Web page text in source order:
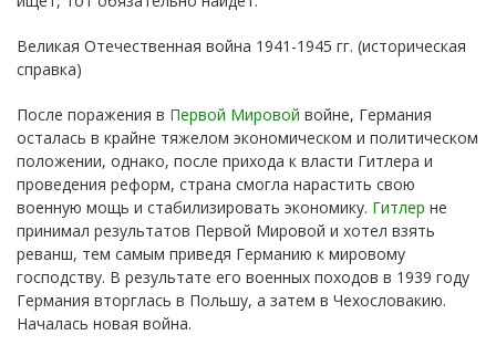
Великая Отечественная война 1941-1945 гг. (историческая
справка)
После поражения в Первой Мировой войне, Германия
осталась в крайне тяжелом экономическом и политическом
положении, однако, после прихода к власти Гитлера и
проведения реформ, страна смогла нарастить свою
военную мощь и стабилизировать экономику. Гитлер не
принимал результатов Первой Мировой и хотел взять
реванш, тем самым приведя Германию к мировому
господству. В результате его военных походов в 1939 году
Германия вторглась в Польшу, а затем в Чехословакию.
Началась новая война.